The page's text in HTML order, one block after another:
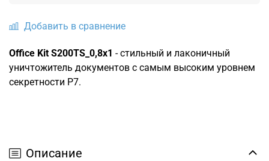
Добавить в сравнение
Office Kit S200TS_0,8x1 - стильный и лаконичный
уничтожитель документов с самым высоким уровнем
секретности P7.
Описание